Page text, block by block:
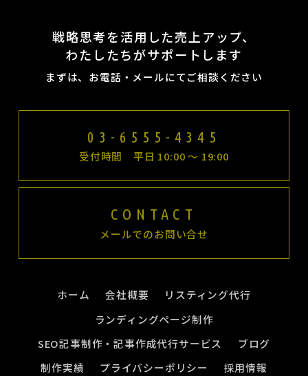
戦略思考を活用した売上アップ、
わたしたちがサポートします
まずは、お電話・メールにてご相談ください
03-6555-4345
受付時間 平日 10:00 〜 19:00
CONTACT
メールでのお問い合せ
ホーム 会社概要
リスティング代行
ランディングページ制作
SEO記事制作・記事作成代行サービス
ブログ
制作実績
プライバシーポリシー 採用情報